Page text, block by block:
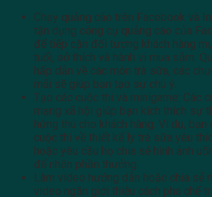
Chạy quảng cáo trên Facebook và
tận dụng công cụ quảng cáo của
để tiếp cận đối tượng khách hàng
tuổi, sở thích và hành vi mua sắm.
hấp dẫn về các món trà sữa, các
mãi sẽ giúp bạn tạo sự chú ý.
Tạo các cuộc thi và minigame: Các
mạng xã hội giúp bạn kích thích sự
hứng thú cho khách hàng. Ví dụ,
cuộc thi về thiết kế ly trà sữa yêu
hoặc yêu cầu họ chia sẻ hình ảnh
để nhận phần thưởng.
Làm video hướng dẫn hoặc chia sẻ
video ngắn giới thiệu cách pha chế